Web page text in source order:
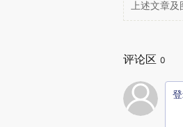
上述文章及
评论区 0